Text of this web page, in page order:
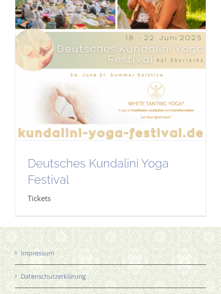
Deutsches Kundalini Yoga
Festival
Tickets
Impressum
Datenschutzerklärung